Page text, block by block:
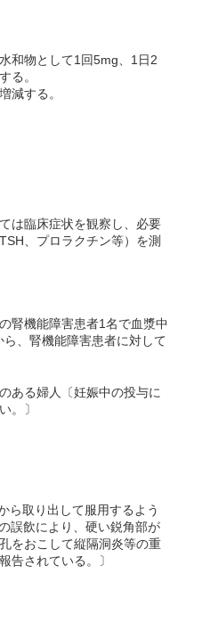
和物として1回5mg、1日2
る。
減する。
は臨床症状を観察し、必要
、プロラクチン等）を測
腎機能障害患者1名で血漿中
、腎機能障害患者に対して
ある婦人〔妊娠中の投与に
。〕
ら取り出して服用するよう
誤飲により、硬い鋭角部が
をおこして縦隔洞炎等の重
告されている。〕